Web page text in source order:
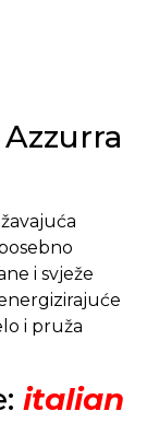
i svježe
i pruža
italian